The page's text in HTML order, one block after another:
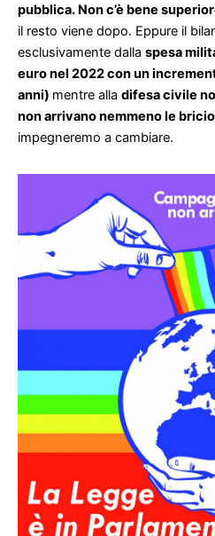
pubblica. Non c’è bene
il resto viene dopo. Eppure il
esclusivamente dalla spesa
euro nel 2022 con un
anni) mentre alla difesa civile
non arrivano nemmeno le
impegneremo a cambiare.